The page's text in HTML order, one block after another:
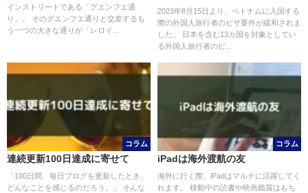
インストリートである「グエンフエ通
り」。 そのグエンフエ通りと交差するも
う一つの大きな通りが「レロイ...
2023年8月15日より、ベトナムに入国する
際の外国人旅行者のビザ要件が緩和されま
した。 日本を含む13カ国を対象としてい
る外国人旅行者のビ...
コラム
連続更新100日達成に寄せて
「100日間、毎日ブログを更新したとき、
どんなことを感じるのだろう。」 そんな
コラム
iPadは海外渡航の友
海外に行く際、iPadはマルチに活躍してく
れます。 移動中の読書や映画鑑賞はもち